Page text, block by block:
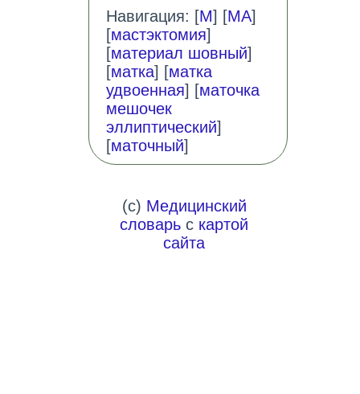
Навигация: [М] [МА]
[мастэктомия]
[материал шовный]
[матка] [матка
удвоенная] [маточка
мешочек
эллиптический]
[маточный]
(c) Медицинский
словарь с картой
сайта